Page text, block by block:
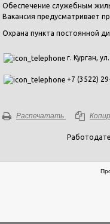
Обеспечение служебным
Вакансия предусматривает
Охрана пункта постоянной
г. Курган,
+7 (3522)
Распечатать